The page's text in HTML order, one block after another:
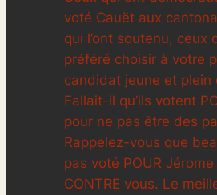
voté Cauët aux
qui l’ont soutenu, ceux
préféré choisir à votre
candidat jeune et plein
Fallait-il qu’ils votent
pour ne pas être des
Rappelez-vous que
pas voté POUR
CONTRE vous. Le